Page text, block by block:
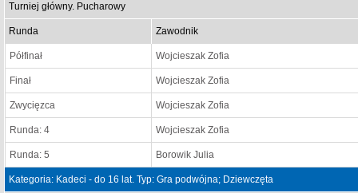
Turniej główny. Pucharowy
Runda Zawodnik
Półfinał Wojcieszak Zofia
Finał Wojcieszak Zofia
Zwycięzca Wojcieszak Zofia
Runda: 4 Wojcieszak Zofia
Runda: 5 Borowik Julia
Kategoria: Kadeci - do 16 lat. Typ: Gra podwójna; Dziewczęta